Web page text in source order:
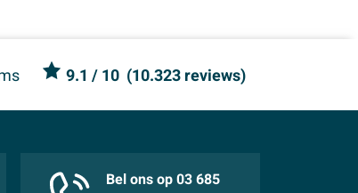
9.1 / 10 (10.323 reviews)
Bel ons op 03 685